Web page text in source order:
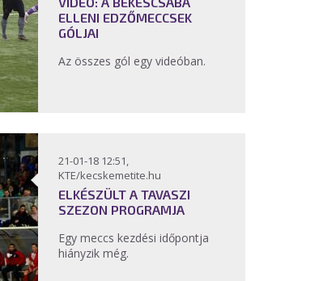
ELLENI EDZŐMECCSEK
GÓLJAI
Az összes gól egy videóban.
21-01-18 12:51,
KTE/kecskemetite.hu
ELKÉSZÜLT A TAVASZI
SZEZON PROGRAMJA
Egy meccs kezdési időpontja
hiányzik még.